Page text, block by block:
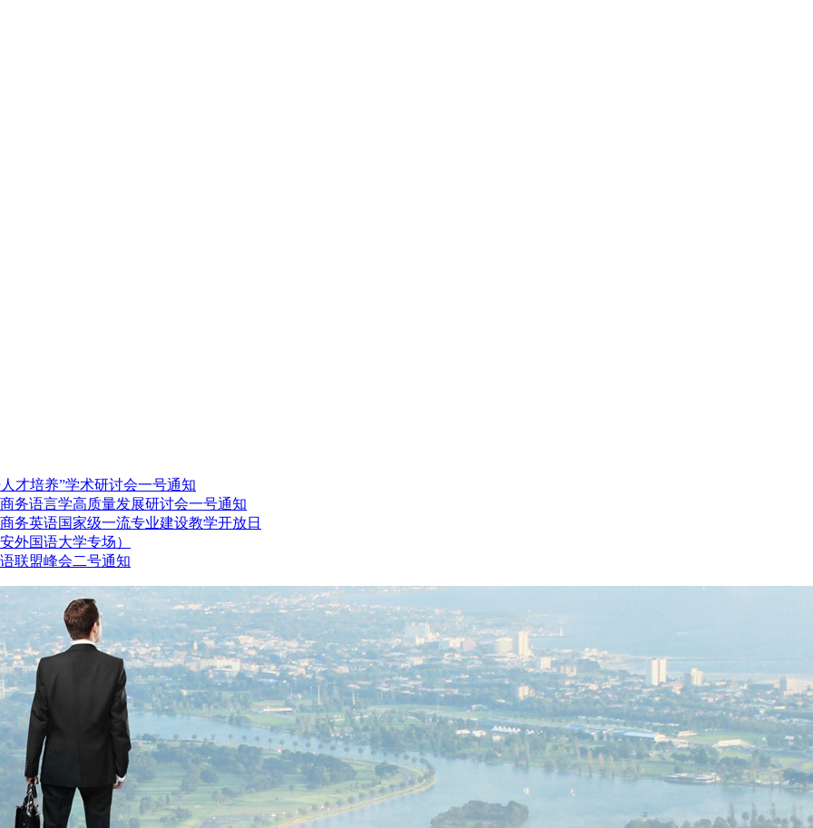
才培养”学术研讨会一号通知
务语言学高质量发展研讨会一号通知
务英语国家级一流专业建设教学开放日
外国语大学专场）
联盟峰会二号通知